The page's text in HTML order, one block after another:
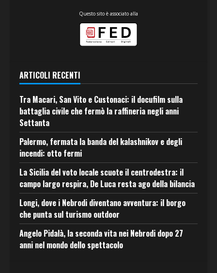
Questo sito è associato alla
ARTICOLI RECENTI
Tra Macari, San Vito e Custonaci: il docufilm sulla
battaglia civile che fermò la raffineria negli anni
Settanta
Palermo, fermata la banda del kalashnikov e degli
incendi: otto fermi
La Sicilia del voto locale scuote il centrodestra: il
campo largo respira, De Luca resta ago della bilancia
Longi, dove i Nebrodi diventano avventura: il borgo
che punta sul turismo outdoor
Angelo Pidalà, la seconda vita nei Nebrodi dopo 27
anni nel mondo dello spettacolo